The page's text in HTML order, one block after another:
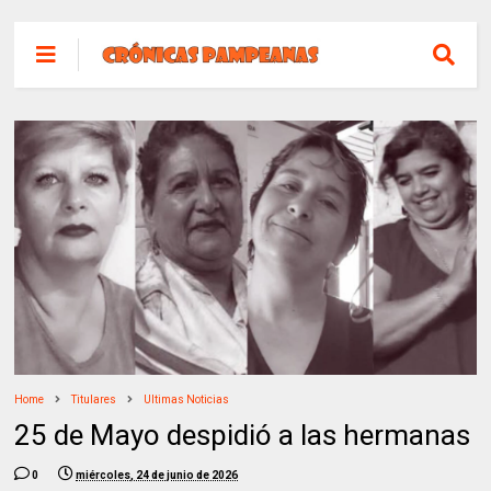
Home Titulares Ultimas Noticias
25 de Mayo despidió a las hermanas
0 miércoles, 24 de junio de 2026